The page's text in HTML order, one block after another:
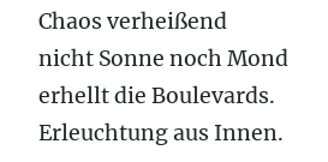
Chaos verheißend
nicht Sonne noch Mond
erhellt die Boulevards.
Erleuchtung aus Innen.